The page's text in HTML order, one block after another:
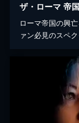
ザ・ローマ 帝
ローマ帝国の興
ァン必見のスペ